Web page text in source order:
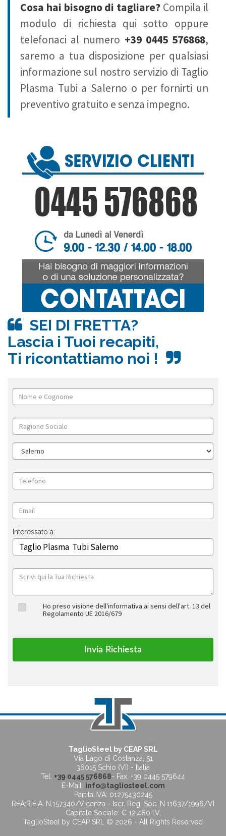
Cosa hai bisogno di tagliare? Compila il
modulo di richiesta qui sotto oppure
telefonaci al numero +39 0445 576868,
saremo a tua disposizione per qualsiasi
informazione sul nostro servizio di Taglio
Plasma Tubi a Salerno o per fornirti un
preventivo gratuito e senza impegno.
SEI DI FRETTA?
Lascia i Tuoi recapiti,
Ti ricontattiamo noi !
Interessato a:
Ho preso visione dell'informativa ai sensi dell'art. 13 del
Regolamento UE 2016/679
TaglioSteel by CEAP SRL
Via Lago di Costanza, 51
36015 Schio (VI) - Italia
Tel. +39 0445 576868- Fax. +39 0445 579644
E-Mail: info@tagliosteel.com
Partita IVA: 01275430245
REA:R.E.A. N.157340/Vicenza - Iscr. Reg. Soc. N.11637/1996/VI
Capitale Sociale: € 12.480 I.V.
TaglioSteel by CEAP SRL © 2026 - All Rights Reserved